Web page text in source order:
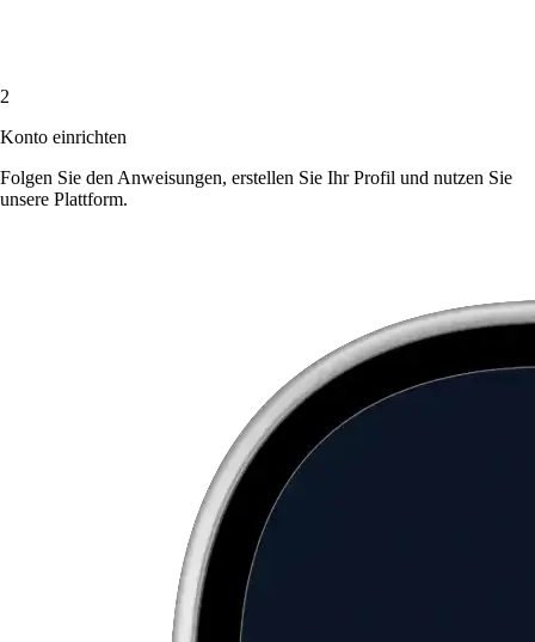
2
Konto einrichten
Folgen Sie den Anweisungen, erstellen Sie Ihr Profil und nutzen Sie
unsere Plattform.